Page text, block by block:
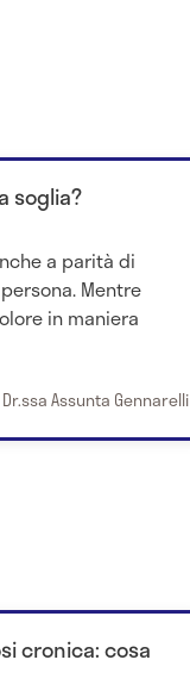
soglia?
a parità di
Mentre
in maniera
Dr.ssa Assunta Gennarelli
cronica: cosa